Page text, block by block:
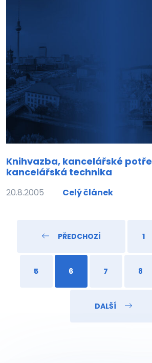
Knihvazba, kancelářské
kancelářská technika
20.8.2005 Celý článek
PŘEDCHOZÍ 1
5 6 7 8
DALŠÍ